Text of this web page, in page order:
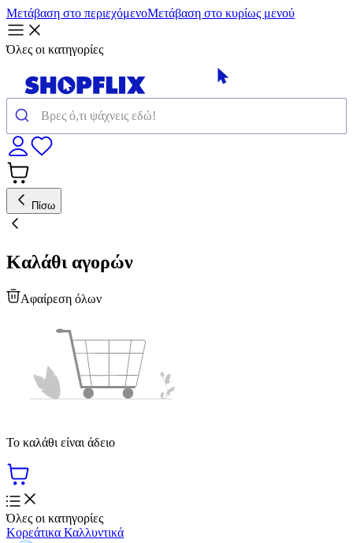
Μετάβαση στο περιεχόμενοΜετάβαση στο κυρίως μενού
Όλες οι κατηγορίες
Πίσω
Καλάθι αγορών
Αφαίρεση όλων
Το καλάθι είναι άδειο
Όλες οι κατηγορίες
Κορεάτικα Καλλυντικά